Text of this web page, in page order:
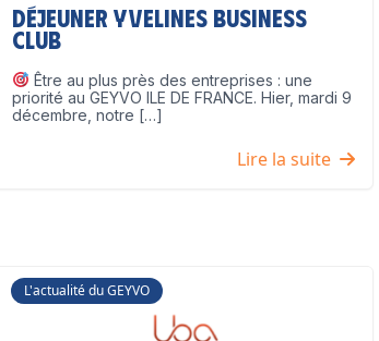
Déjeuner Yvelines Business
Club
Être au plus près des entreprises : une
priorité au GEYVO ILE DE FRANCE. Hier, mardi 9
décembre, notre […]
Lire la suite
L'actualité du GEYVO